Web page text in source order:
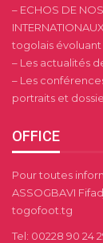
– ECHOS DE
togolais évoluant
– Les actualités
– Les
portraits et
OFFICE
Pour toutes
ASSOGBAVI
togofoot.tg
Tel: 00228 90 24